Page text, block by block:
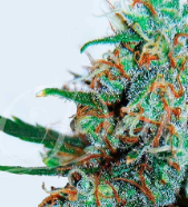
hvězdiček.